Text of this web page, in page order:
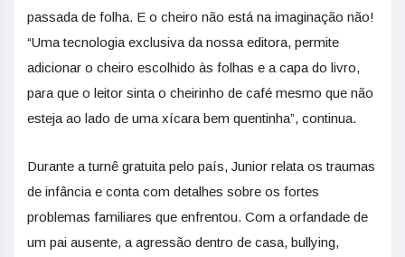
passada de folha. E o cheiro não está na imaginação não!
“Uma tecnologia exclusiva da nossa editora, permite
adicionar o cheiro escolhido às folhas e a capa do livro,
para que o leitor sinta o cheirinho de café mesmo que não
esteja ao lado de uma xícara bem quentinha”, continua.
Durante a turnê gratuita pelo país, Junior relata os traumas
de infância e conta com detalhes sobre os fortes
problemas familiares que enfrentou. Com a orfandade de
um pai ausente, a agressão dentro de casa, bullying,